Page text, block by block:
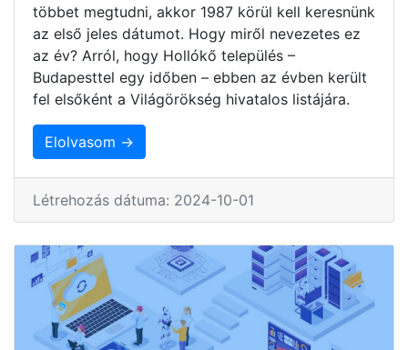
többet megtudni, akkor 1987 körül kell keresnünk
az első jeles dátumot. Hogy miről nevezetes ez
az év? Arról, hogy Hollókő település –
Budapesttel egy időben – ebben az évben került
fel elsőként a Világörökség hivatalos listájára.
Elolvasom →
Létrehozás dátuma: 2024-10-01